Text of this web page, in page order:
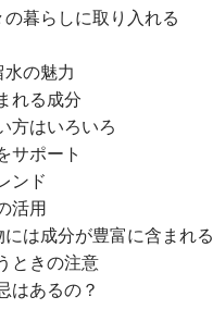
暮らしに取り入れる
の魅力
れる成分
方はいろいろ
サポート
ンド
活用
成分が豊富に含まれる
ときの注意
はあるの？